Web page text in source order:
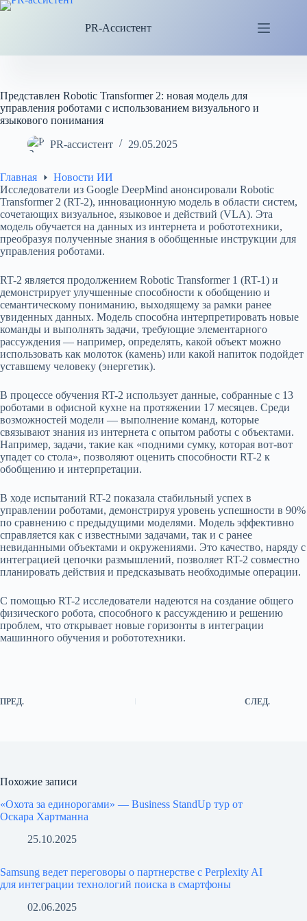
Перейти
PR-Ассистент
Представлен Robotic Transformer 2: новая модель для
управления роботами с использованием визуального и
языкового понимания
PR-ассистент 29.05.2025
Главная
Новости ИИ
Исследователи из Google DeepMind анонсировали Robotic
Transformer 2 (RT-2), инновационную модель в области систем,
сочетающих визуальное, языковое и действий (VLA). Эта
модель обучается на данных из интернета и робототехники,
преобразуя полученные знания в обобщенные инструкции для
управления роботами.
RT-2 является продолжением Robotic Transformer 1 (RT-1) и
демонстрирует улучшенные способности к обобщению и
семантическому пониманию, выходящему за рамки ранее
увиденных данных. Модель способна интерпретировать новые
команды и выполнять задачи, требующие элементарного
рассуждения — например, определять, какой объект можно
использовать как молоток (камень) или какой напиток подойдет
уставшему человеку (энергетик).
В процессе обучения RT-2 использует данные, собранные с 13
роботами в офисной кухне на протяжении 17 месяцев. Среди
возможностей модели — выполнение команд, которые
связывают знания из интернета с опытом работы с объектами.
Например, задачи, такие как «подними сумку, которая вот-вот
упадет со стола», позволяют оценить способности RT-2 к
обобщению и интерпретации.
В ходе испытаний RT-2 показала стабильный успех в
управлении роботами, демонстрируя уровень успешности в 90%
по сравнению с предыдущими моделями. Модель эффективно
справляется как с известными задачами, так и с ранее
невиданными объектами и окружениями. Это качество, наряду с
интеграцией цепочки размышлений, позволяет RT-2 совместно
планировать действия и предсказывать необходимые операции.
С помощью RT-2 исследователи надеются на создание общего
физического робота, способного к рассуждению и решению
проблем, что открывает новые горизонты в интеграции
машинного обучения и робототехники.
ПРЕД. СЛЕД.
Похожие записи
«Охота за единорогами» — Business StandUp тур от
Оскара Хартманна
25.10.2025
Samsung ведет переговоры о партнерстве с Perplexity AI
для интеграции технологий поиска в смартфоны
02.06.2025